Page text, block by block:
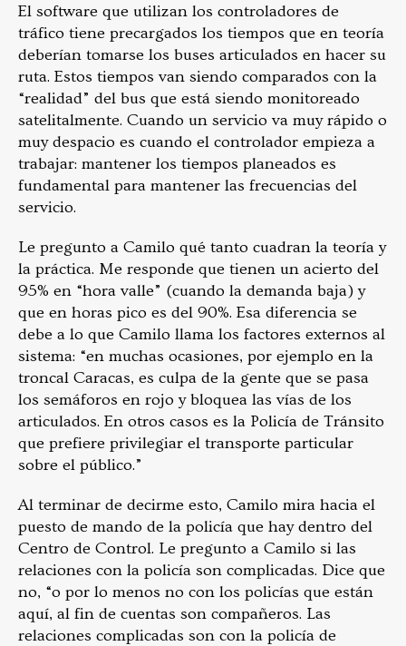
El software que utilizan los controladores de
tráfico tiene precargados los tiempos que en teoría
deberían tomarse los buses articulados en hacer su
ruta. Estos tiempos van siendo comparados con la
“realidad” del bus que está siendo monitoreado
satelitalmente. Cuando un servicio va muy rápido o
muy despacio es cuando el controlador empieza a
trabajar: mantener los tiempos planeados es
fundamental para mantener las frecuencias del
servicio.
Le pregunto a Camilo qué tanto cuadran la teoría y
la práctica. Me responde que tienen un acierto del
95% en “hora valle” (cuando la demanda baja) y
que en horas pico es del 90%. Esa diferencia se
debe a lo que Camilo llama los factores externos al
sistema: “en muchas ocasiones, por ejemplo en la
troncal Caracas, es culpa de la gente que se pasa
los semáforos en rojo y bloquea las vías de los
articulados. En otros casos es la Policía de Tránsito
que prefiere privilegiar el transporte particular
sobre el público.”
Al terminar de decirme esto, Camilo mira hacia el
puesto de mando de la policía que hay dentro del
Centro de Control. Le pregunto a Camilo si las
relaciones con la policía son complicadas. Dice que
no, “o por lo menos no con los policías que están
aquí, al fin de cuentas son compañeros. Las
relaciones complicadas son con la policía de